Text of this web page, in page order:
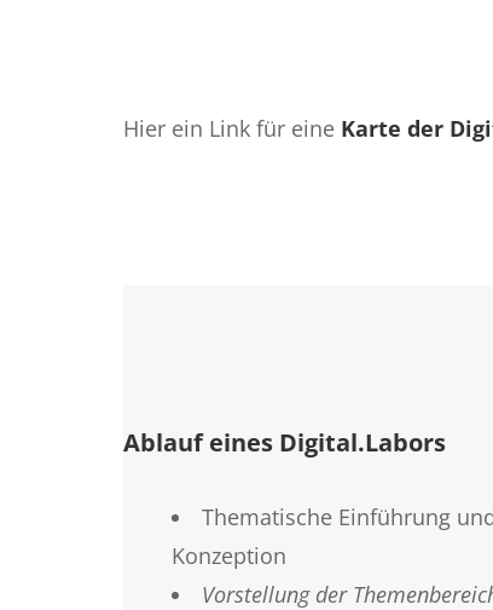
Hier ein Link für eine Karte der
Ablauf eines Digital.Labors
Thematische Einführung
Konzeption
Vorstellung der